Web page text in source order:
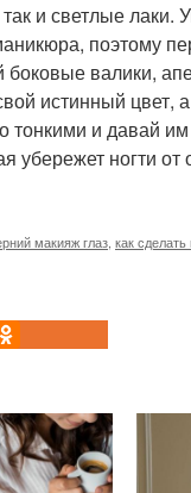
и светлые лаки.
поэтому
валики,
истинный
и давай
убережет ногти
макияж глаз как